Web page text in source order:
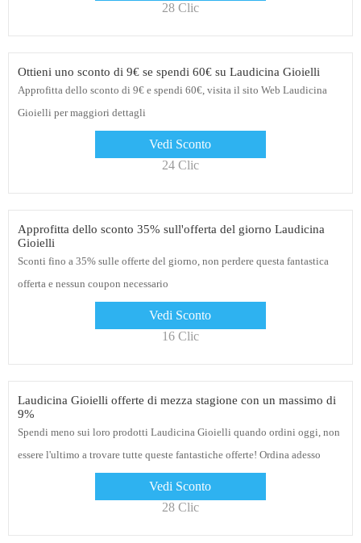
28 Clic
Ottieni uno sconto di 9€ se spendi 60€ su Laudicina Gioielli
Approfitta dello sconto di 9€ e spendi 60€, visita il sito Web Laudicina
Gioielli per maggiori dettagli
Vedi Sconto
24 Clic
Approfitta dello sconto 35% sull'offerta del giorno Laudicina
Gioielli
Sconti fino a 35% sulle offerte del giorno, non perdere questa fantastica
offerta e nessun coupon necessario
Vedi Sconto
16 Clic
Laudicina Gioielli offerte di mezza stagione con un massimo di
9%
Spendi meno sui loro prodotti Laudicina Gioielli quando ordini oggi, non
essere l'ultimo a trovare tutte queste fantastiche offerte! Ordina adesso
Vedi Sconto
28 Clic